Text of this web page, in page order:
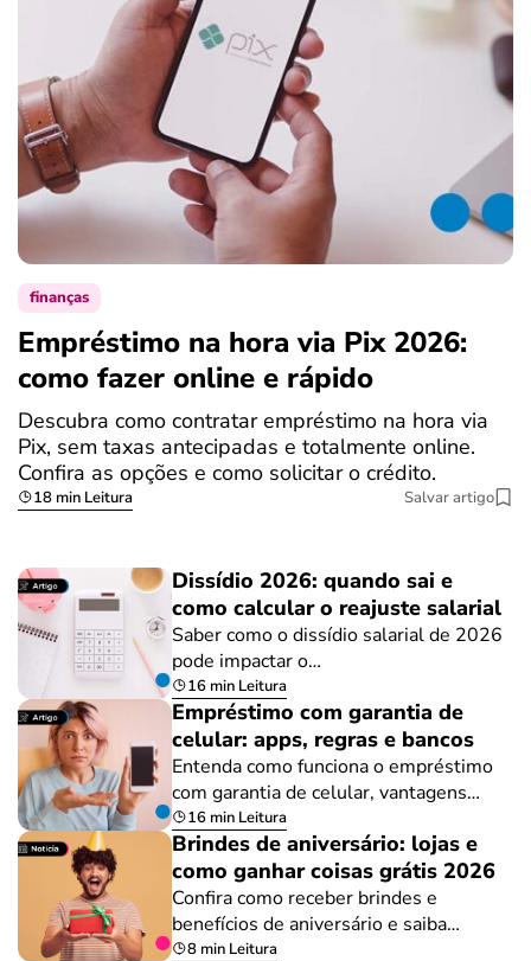
finanças
Empréstimo na hora via Pix 2026:
como fazer online e rápido
Descubra como contratar empréstimo na hora via
Pix, sem taxas antecipadas e totalmente online.
Confira as opções e como solicitar o crédito.
18 min Leitura Salvar artigo
Dissídio 2026: quando sai e
como calcular o reajuste salarial
Saber como o dissídio salarial de 2026
pode impactar o…
16 min Leitura
Empréstimo com garantia de
celular: apps, regras e bancos
Entenda como funciona o empréstimo
com garantia de celular, vantagens…
16 min Leitura
Brindes de aniversário: lojas e
como ganhar coisas grátis 2026
Confira como receber brindes e
benefícios de aniversário e saiba…
8 min Leitura